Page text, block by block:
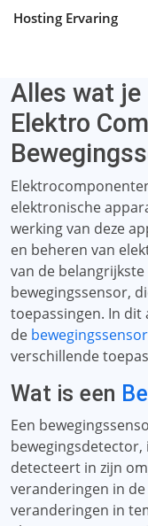
Hosting Ervaring
Alles wat
Elektro
elektronische
werking van deze
en beheren van
van de
bewegingssensor,
toepassingen. In dit
de bewegingssensor
verschillende
Wat is een
Een
detecteert in zijn
veranderingen in
veranderingen in